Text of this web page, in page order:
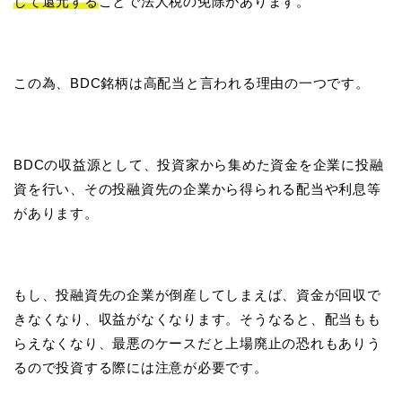
この為、BDC銘柄は高配当と言われる理由の一つです。
BDCの収益源として、投資家から集めた資金を企業に投融
資を行い、その投融資先の企業から得られる配当や利息等
があります。
もし、投融資先の企業が倒産してしまえば、資金が回収で
きなくなり、収益がなくなります。そうなると、配当もも
らえなくなり、最悪のケースだと上場廃止の恐れもありう
るので投資する際には注意が必要です。